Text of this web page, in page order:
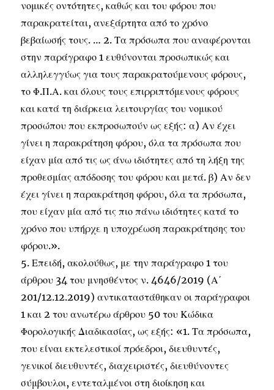
νομικές οντότητες, καθώς και του φόρου που
παρακρατείται, ανεξάρτητα από το χρόνο
βεβαίωσής τους. … 2. Τα πρόσωπα που αναφέρονται
στην παράγραφο 1 ευθύνονται προσωπικώς και
αλληλεγγύως για τους παρακρατούμενους φόρους,
το Φ.Π.Α. και όλους τους επιρριπτόμενους φόρους
και κατά τη διάρκεια λειτουργίας του νομικού
προσώπου που εκπροσωπούν ως εξής: α) Αν έχει
γίνει η παρακράτηση φόρου, όλα τα πρόσωπα που
είχαν μία από τις ως άνω ιδιότητες από τη λήξη της
προθεσμίας απόδοσης του φόρου και μετά. β) Αν δεν
έχει γίνει η παρακράτηση φόρου, όλα τα πρόσωπα,
που είχαν μία από τις πιο πάνω ιδιότητες κατά το
χρόνο που υπήρχε η υποχρέωση παρακράτησης του
φόρου.».
5. Επειδή, ακολούθως, με την παράγραφο 1 του
άρθρου 34 του μνησθέντος ν. 4646/2019 (Α΄
201/12.12.2019) αντικαταστάθηκαν οι παράγραφοι
1 και 2 του ανωτέρω άρθρου 50 του Κώδικα
Φορολογικής Διαδικασίας, ως εξής: «1. Τα πρόσωπα,
που είναι εκτελεστικοί πρόεδροι, διευθυντές,
γενικοί διευθυντές, διαχειριστές, διευθύνοντες
σύμβουλοι, εντεταλμένοι στη διοίκηση και